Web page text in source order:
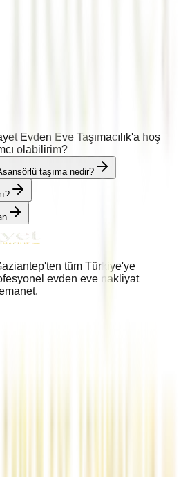
Evden Eve Taşımacılık'a hoş
olabilirim?
taşıma nedir?
tüm Türkiye'ye
evden eve nakliyat